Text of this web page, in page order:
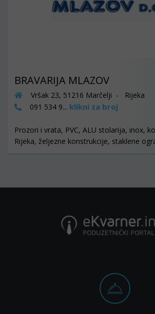
BRAVARIJA MLAZOV
Vršak 23, 51216 Marčelji - Rijeka
091 534 9... klikni za broj
Prozori i vrata, PVC, ALU stolarija, inox,
Rijeka, željezne konstrukcije, staklene